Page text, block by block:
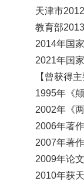
天津市
教育部
2014年国
2021年国
【曾获得主
1995年《
2002年《
2006年著
2007年著
2009年论
2010年获